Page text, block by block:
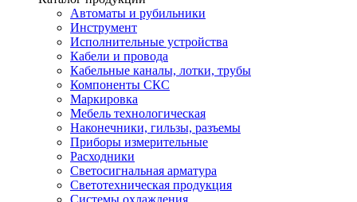
Автоматы и рубильники
Инструмент
Исполнительные устройства
Кабели и провода
Кабельные каналы, лотки, трубы
Компоненты СКС
Маркировка
Мебель технологическая
Наконечники, гильзы, разъемы
Приборы измерительные
Расходники
Светосигнальная арматура
Светотехническая продукция
Системы охлаждения